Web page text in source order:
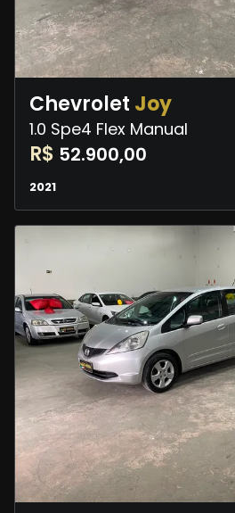
Chevrolet Joy
1.0 Spe4 Flex Manual
R$ 52.900,00
2021